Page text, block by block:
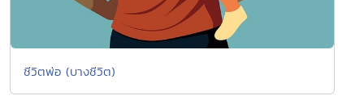
ชีวิตพ่อ (บางชีวิต)